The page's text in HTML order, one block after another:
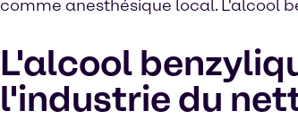
comme anesthésique local. L'alcool
L'alcool
l'industrie du